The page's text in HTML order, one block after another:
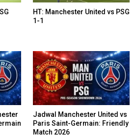
HT: Manchester United vs PSG
1-1
Jadwal Manchester United vs
Paris Saint-Germain: Friendly
Match 2026